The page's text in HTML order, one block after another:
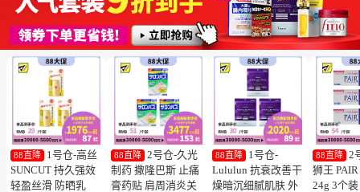
88直降
1号仓-高丝
SUNCUT 持久强效
轻盈丝滑 防晒乳
88直降
2号仓-久光
制药 撒隆巴斯 止痛
膏药贴 肩周消炎关
88直降
1号仓-
Lululun 抗衰改善干
燥暗沉细腻肌肤 外
88直降
2
狮王
24g 3个